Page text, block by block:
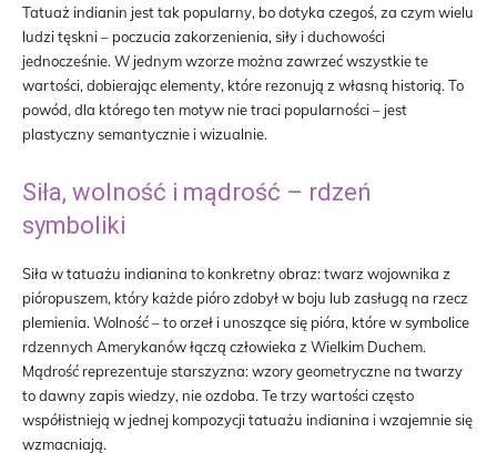
Tatuaż indianin jest tak popularny, bo dotyka czegoś, za czym wielu
ludzi tęskni – poczucia zakorzenienia, siły i duchowości
jednocześnie. W jednym wzorze można zawrzeć wszystkie te
wartości, dobierając elementy, które rezonują z własną historią. To
powód, dla którego ten motyw nie traci popularności – jest
plastyczny semantycznie i wizualnie.
Siła, wolność i mądrość – rdzeń
symboliki
Siła w tatuażu indianina to konkretny obraz: twarz wojownika z
pióropuszem, który każde pióro zdobył w boju lub zasługą na rzecz
plemienia. Wolność – to orzeł i unoszące się pióra, które w symbolice
rdzennych Amerykanów łączą człowieka z Wielkim Duchem.
Mądrość reprezentuje starszyzna: wzory geometryczne na twarzy
to dawny zapis wiedzy, nie ozdoba. Te trzy wartości często
współistnieją w jednej kompozycji tatuażu indianina i wzajemnie się
wzmacniają.